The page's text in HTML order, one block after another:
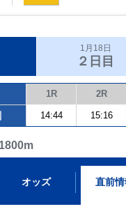
1月18日
２日目
1R 2R
14:44 15:16
オッズ 直前情